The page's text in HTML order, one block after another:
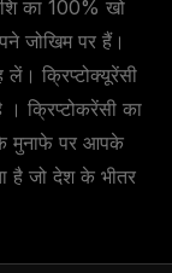
का 100% खो
जोखिम पर हैं।
क्रिप्टोक्यूरेंसी
। क्रिप्टोकरेंसी का
मुनाफे पर आपके
है जो देश के भीतर